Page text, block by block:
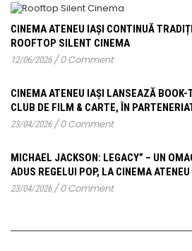
CINEMA ATENEU IAȘI CONTINUĂ
ROOFTOP SILENT CINEMA
12/06/2026 / 0 Comment
CINEMA ATENEU IAȘI LANSEAZĂ BOOK-
CLUB DE FILM & CARTE, ÎN
23/04/2026 / 0 Comment
MICHAEL JACKSON: LEGACY” – UN
ADUS REGELUI POP, LA CINEMA ATENEU
23/04/2026 / 0 Comment